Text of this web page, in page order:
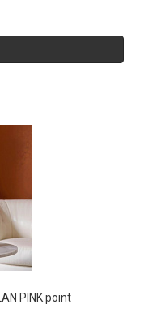
PINK point